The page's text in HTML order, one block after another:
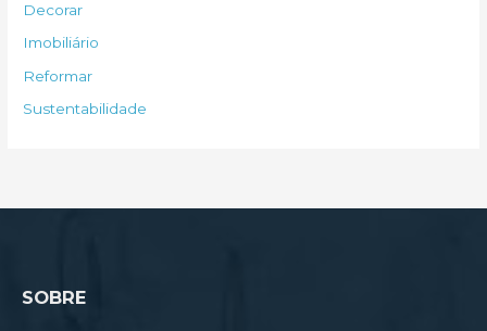
p
o
r
Decorar
Imobiliário
Reformar
Sustentabilidade
SOBRE